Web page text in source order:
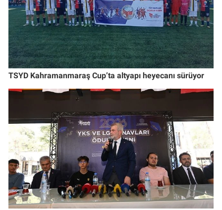
TSYD Kahramanmaraş Cup’ta altyapı heyecanı sürüyor